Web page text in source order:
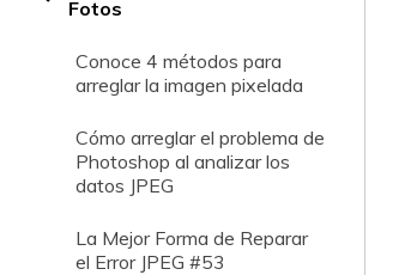
Fotos
Conoce 4 métodos para
arreglar la imagen pixelada
Cómo arreglar el problema de
Photoshop al analizar los
datos JPEG
La Mejor Forma de Reparar
el Error JPEG #53